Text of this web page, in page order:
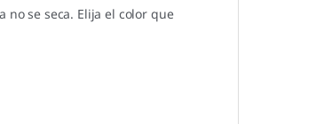
se seca. Elija el color que